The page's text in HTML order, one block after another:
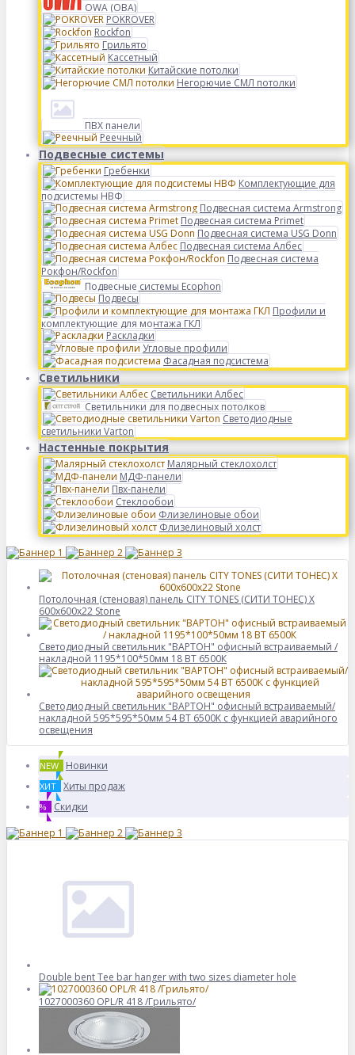
OWA (ОВА)
POKROVER
Rockfon
Грильято
Кассетный
Китайские потолки
Негорючие СМЛ потолки
ПВХ панели
Реечный
Подвесные системы
Гребенки
Комплектующие для
подсистемы НВФ
Подвесная система Armstrong
Подвесная система Primet
Подвесная система USG Donn
Подвесная система Албес
Подвесная система
Рокфон/Rockfon
Подвесные системы Ecophon
Подвесы
Профили и
комплектующие для монтажа ГКЛ
Раскладки
Угловые профили
Фасадная подсистема
Светильники
Светильники Албес
Светильники для подвесных потолков
Светодиодные
светильники Varton
Настенные покрытия
Малярный стеклохолст
МДФ-панели
Пвх-панели
Стеклообои
Флизелиновые обои
Флизелиновый холст
Потолочная (стеновая) панель CITY TONES (CИТИ ТОНЕС) X
600x600x22 Stone
Светодиодный светильник "ВАРТОН" офисный встраиваемый /
накладной 1195*100*50мм 18 ВТ 6500К
Светодиодный светильник "ВАРТОН" офисный встраиваемый/
накладной 595*595*50мм 54 ВТ 6500К с функцией аварийного
освещения
NEW Новинки
ХИТ Хиты продаж
% Скидки
Double bent Tee bar hanger with two sizes diameter hole
1027000360 OPL/R 418 /Грильято/